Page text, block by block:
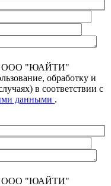
ООО "ЮАЙТИ"
обработку и
в соответствии с
данными .
ООО "ЮАЙТИ"